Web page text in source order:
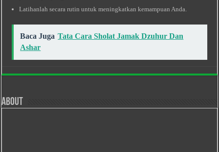
Latihanlah secara rutin untuk meningkatkan kemampuan Anda.
Baca Juga Tata Cara Sholat Jamak Dzuhur Dan
Ashar
About